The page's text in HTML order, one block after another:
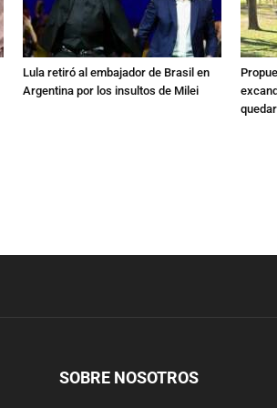
Lula retiró al embajador de Brasil en
Argentina por los insultos de Milei
SOBRE NOSOTROS